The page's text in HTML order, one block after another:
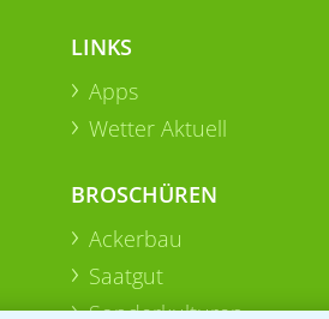
LINKS
Apps
Wetter Aktuell
BROSCHÜREN
Ackerbau
Saatgut
Sonderkulturen